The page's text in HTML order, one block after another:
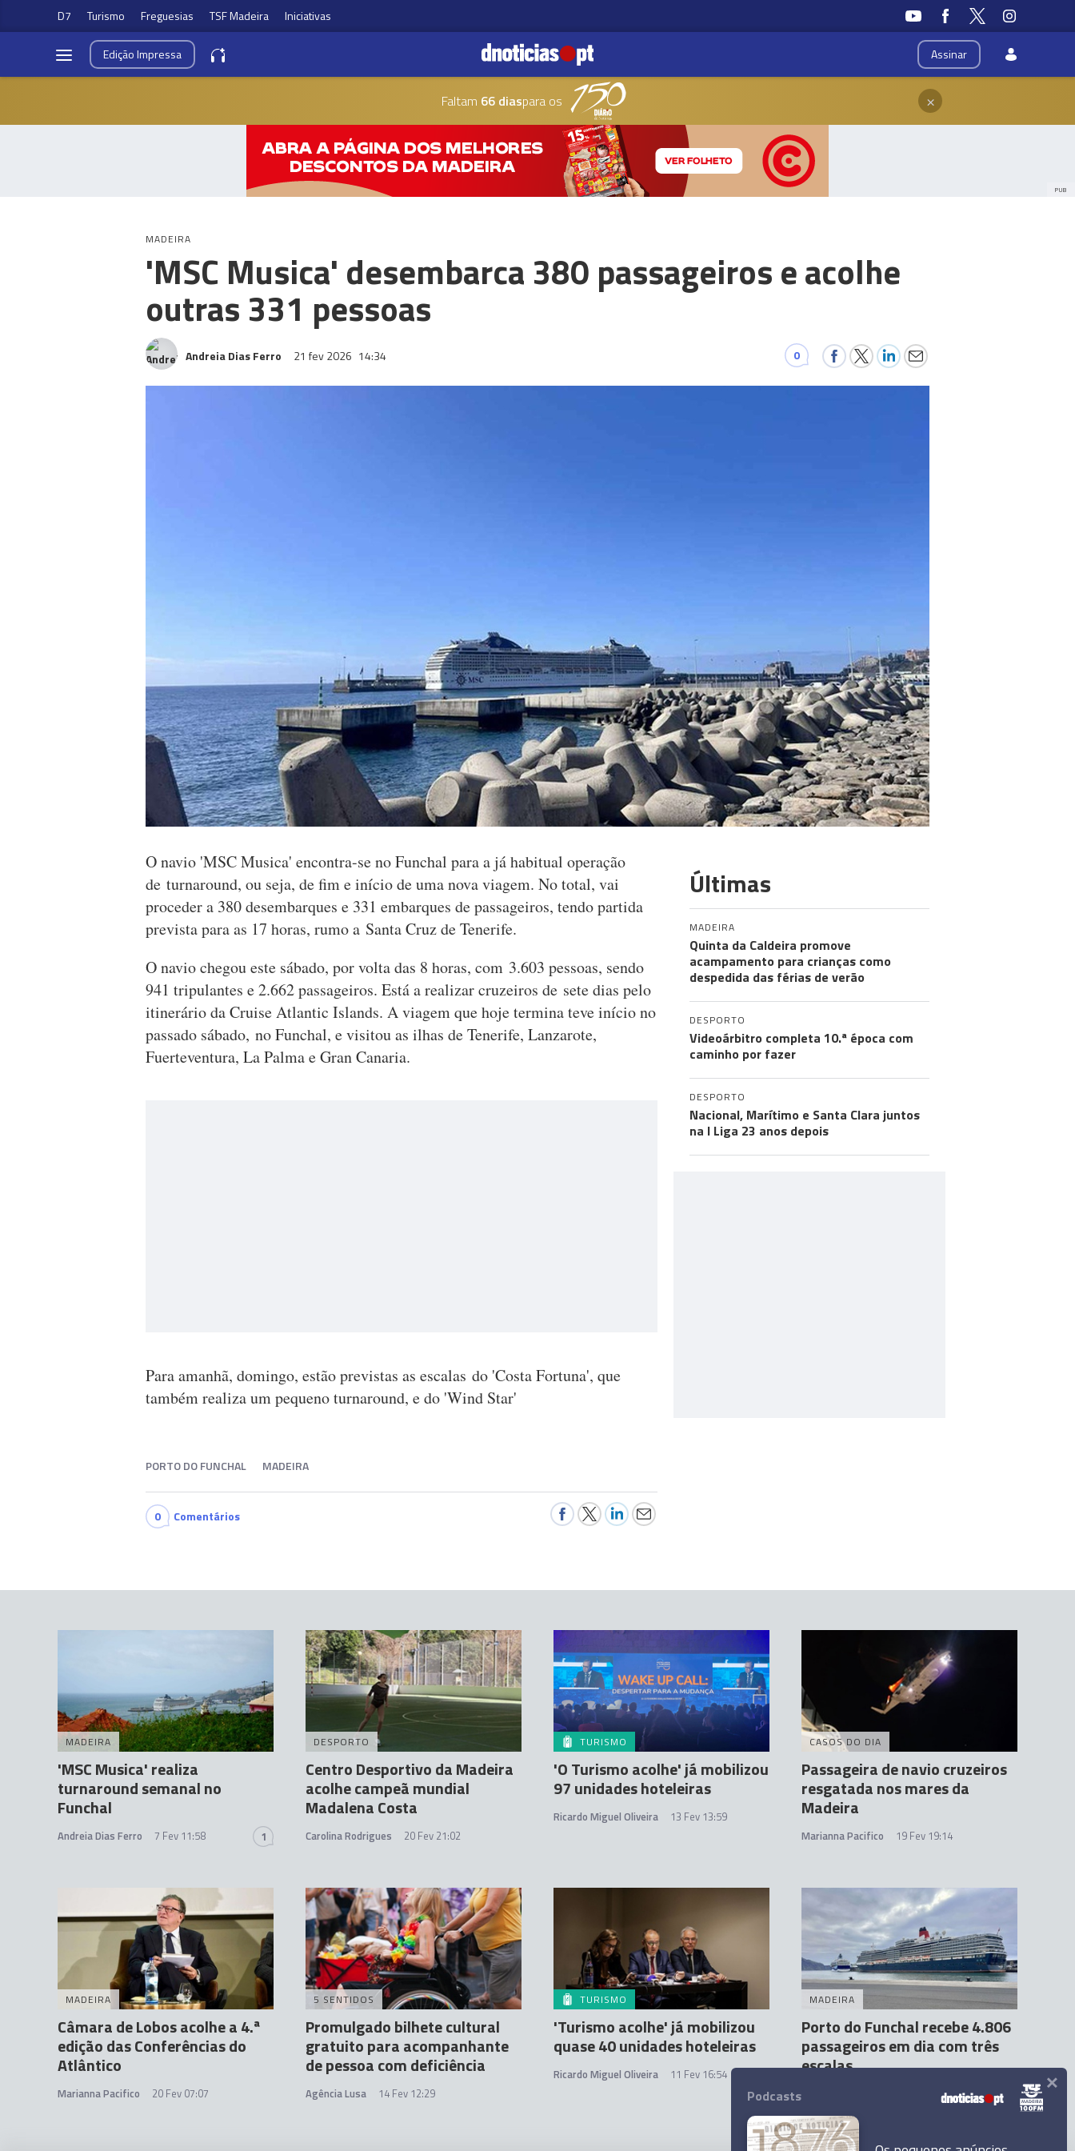
D7 Turismo Freguesias TSF Madeira Iniciativas
Assinar
EdiçãoImpressa
Faltam 66 diaspara os ×
PUB
MADEIRA
'MSC Musica' desembarca 380 passageiros e acolhe
outras 331 pessoas
Andreia Dias Ferro 21 fev 2026 14:34 0
O navio 'MSC Musica' encontra-se no Funchal para a já habitual operação
de turnaround, ou seja, de fim e início de uma nova viagem. No total, vai
proceder a 380 desembarques e 331 embarques de passageiros, tendo partida
prevista para as 17 horas, rumo a Santa Cruz de Tenerife.
O navio chegou este sábado, por volta das 8 horas, com 3.603 pessoas, sendo
941 tripulantes e 2.662 passageiros. Está a realizar cruzeiros de sete dias pelo
itinerário da Cruise Atlantic Islands. A viagem que hoje termina teve início no
passado sábado, no Funchal, e visitou as ilhas de Tenerife, Lanzarote,
Fuerteventura, La Palma e Gran Canaria.
Para amanhã, domingo, estão previstas as escalas do 'Costa Fortuna', que
também realiza um pequeno turnaround, e do 'Wind Star'
PORTO DO FUNCHAL MADEIRA
0 Comentários
Últimas
MADEIRA
Quinta da Caldeira promove
acampamento para crianças como
despedida das férias de verão
DESPORTO
Videoárbitro completa 10.ª época com
caminho por fazer
DESPORTO
Nacional, Marítimo e Santa Clara juntos
na I Liga 23 anos depois
MADEIRA
'MSC Musica' realiza
turnaround semanal no
Funchal
Andreia Dias Ferro 7 Fev 11:58 1
DESPORTO
Centro Desportivo da Madeira
acolhe campeã mundial
Madalena Costa
Carolina Rodrigues 20 Fev 21:02
TURISMO
'O Turismo acolhe' já mobilizou
97 unidades hoteleiras
Ricardo Miguel Oliveira 13 Fev 13:59
CASOS DO DIA
Passageira de navio cruzeiros
resgatada nos mares da
Madeira
Marianna Pacifico 19 Fev 19:14
MADEIRA
Câmara de Lobos acolhe a 4.ª
edição das Conferências do
Atlântico
Marianna Pacifico 20 Fev 07:07
5 SENTIDOS
Promulgado bilhete cultural
gratuito para acompanhante
de pessoa com deficiência
Agência Lusa 14 Fev 12:29
TURISMO
'Turismo acolhe' já mobilizou
quase 40 unidades hoteleiras
Ricardo Miguel Oliveira 11 Fev 16:54
MADEIRA
Porto do Funchal recebe 4.806
passageiros em dia com três
escalas
12 Fev 15:41
Podcasts ×